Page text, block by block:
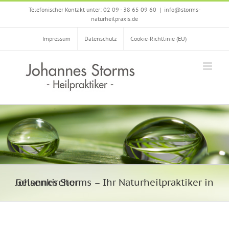
Zum
Telefonischer Kontakt unter: 02 09 - 38 65 09 60 | info@storms-
naturheilpraxis.de
Impressum Datenschutz Cookie-Richtlinie (EU)
Johannes Storms – Ihr Naturheilpraktiker in Gelsenkirchen